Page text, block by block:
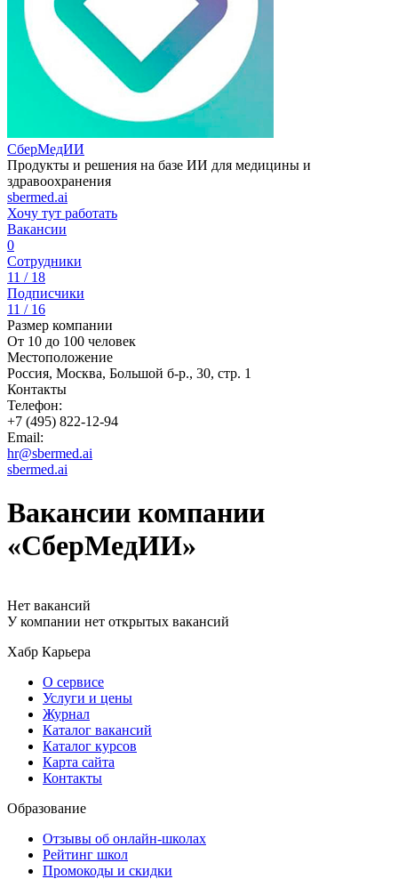
СберМедИИ
Продукты и решения на базе ИИ для медицины и
здравоохранения
sbermed.ai
Хочу тут работать
Вакансии
0
Сотрудники
11 / 18
Подписчики
11 / 16
Размер компании
От 10 до 100 человек
Местоположение
Россия, Москва, Большой б-р., 30, стр. 1
Контакты
Телефон:
+7 (495) 822-12-94
Email:
hr@sbermed.ai
sbermed.ai
Вакансии компании
«СберМедИИ»
Нет вакансий
У компании нет открытых вакансий
Хабр Карьера
О сервисе
Услуги и цены
Журнал
Каталог вакансий
Каталог курсов
Карта сайта
Контакты
Образование
Отзывы об онлайн-школах
Рейтинг школ
Промокоды и скидки